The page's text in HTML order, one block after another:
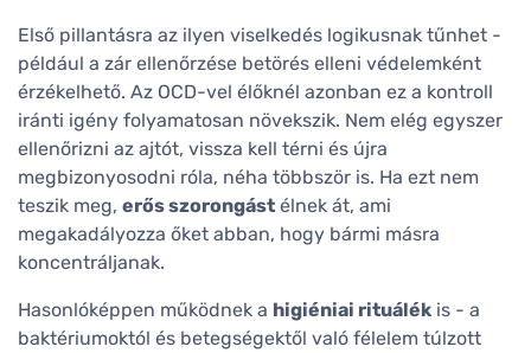
Első pillantásra az ilyen viselkedés logikusnak tűnhet -
például a zár ellenőrzése betörés elleni védelemként
érzékelhető. Az OCD-vel élőknél azonban ez a kontroll
iránti igény folyamatosan növekszik. Nem elég egyszer
ellenőrizni az ajtót, vissza kell térni és újra
megbizonyosodni róla, néha többször is. Ha ezt nem
teszik meg, erős szorongást élnek át, ami
megakadályozza őket abban, hogy bármi másra
koncentráljanak.
Hasonlóképpen működnek a higiéniai rituálék is - a
baktériumoktól és betegségektől való félelem túlzott